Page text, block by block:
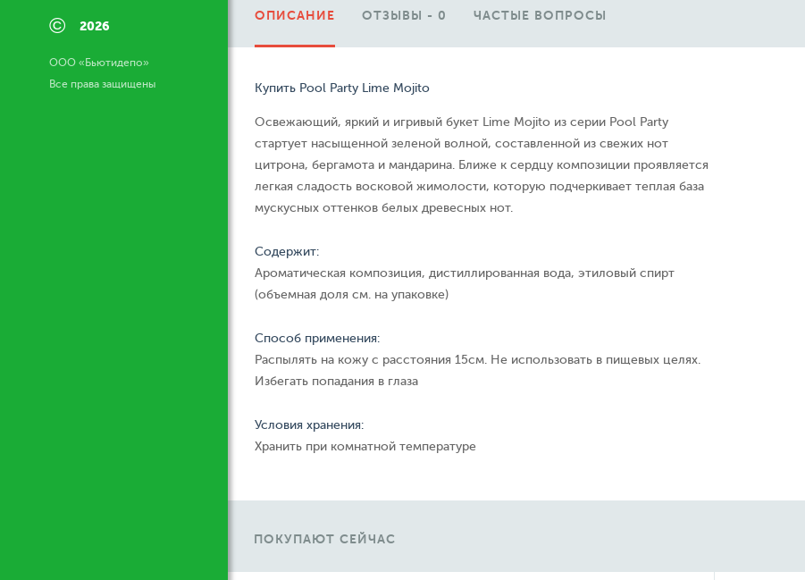
© 2026
ООО «Бьютидепо»
Все права защищены
ОПИСАНИЕ ОТЗЫВЫ - 0 ЧАСТЫЕ ВОПРОСЫ
Купить Pool Party Lime Mojito
Освежающий, яркий и игривый букет Lime Mojito из серии Pool Party
стартует насыщенной зеленой волной, составленной из свежих нот
цитрона, бергамота и мандарина. Ближе к сердцу композиции проявляется
легкая сладость восковой жимолости, которую подчеркивает теплая база
мускусных оттенков белых древесных нот.
Содержит:
Ароматическая композиция, дистиллированная вода, этиловый спирт
(объемная доля см. на упаковке)
Способ применения:
Распылять на кожу с расстояния 15см. Не использовать в пищевых целях.
Избегать попадания в глаза
Условия хранения:
Хранить при комнатной температуре
ПОКУПАЮТ СЕЙЧАС